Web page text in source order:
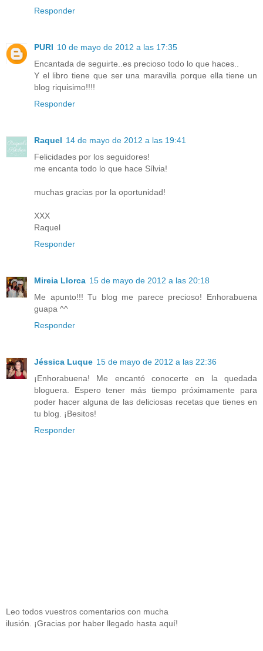
Responder
PURI 10 de mayo de 2012 a las 17:35
Encantada de seguirte..es precioso todo lo que haces..
Y el libro tiene que ser una maravilla porque ella tiene un
blog riquisimo!!!!
Responder
Raquel 14 de mayo de 2012 a las 19:41
Felicidades por los seguidores!
me encanta todo lo que hace Sílvia!
muchas gracias por la oportunidad!
XXX
Raquel
Responder
Mireia Llorca 15 de mayo de 2012 a las 20:18
Me apunto!!! Tu blog me parece precioso! Enhorabuena
guapa ^^
Responder
Jéssica Luque 15 de mayo de 2012 a las 22:36
¡Enhorabuena! Me encantó conocerte en la quedada
bloguera. Espero tener más tiempo próximamente para
poder hacer alguna de las deliciosas recetas que tienes en
tu blog. ¡Besitos!
Responder
Leo todos vuestros comentarios con mucha
ilusión. ¡Gracias por haber llegado hasta aquí!